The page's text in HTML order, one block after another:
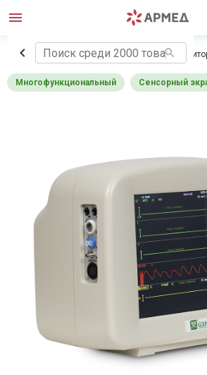
Главная Медицинское оборудование
Многофункциональный Сенсорный